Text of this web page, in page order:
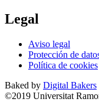
Legal
Aviso legal
Protección de
Política de cookies
Baked by Digital Bakers
©2019 Universitat